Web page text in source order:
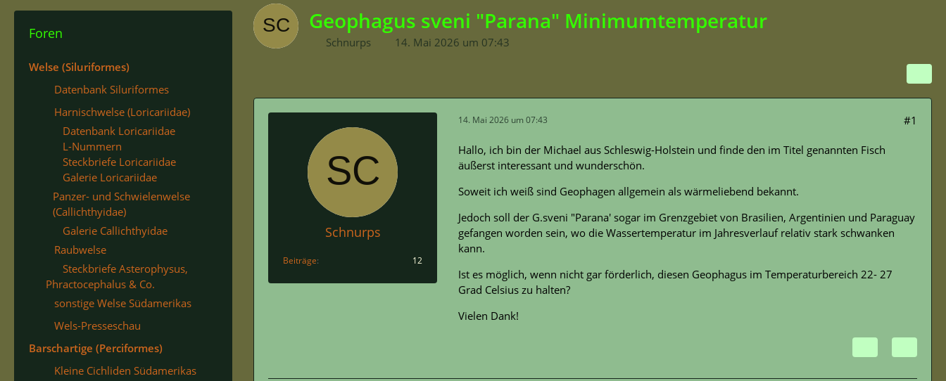
Foren
Welse (Siluriformes)
Datenbank Siluriformes
Harnischwelse (Loricariidae)
Datenbank Loricariidae
L-Nummern
Steckbriefe Loricariidae
Galerie Loricariidae
Panzer- und Schwielenwelse
(Callichthyidae)
Galerie Callichthyidae
Raubwelse
Steckbriefe Asterophysus,
Phractocephalus & Co.
sonstige Welse Südamerikas
Wels-Presseschau
Barschartige (Perciformes)
Kleine Cichliden Südamerikas
Geophagus sveni "Parana" Minimumtemperatur
Schnurps 14. Mai 2026 um 07:43
Schnurps
Beiträge 12
14. Mai 2026 um 07:43 #1
Hallo, ich bin der Michael aus Schleswig-Holstein und finde den im Titel genannten Fisch
äußerst interessant und wunderschön.
Soweit ich weiß sind Geophagen allgemein als wärmeliebend bekannt.
Jedoch soll der G.sveni "Parana' sogar im Grenzgebiet von Brasilien, Argentinien und Paraguay
gefangen worden sein, wo die Wassertemperatur im Jahresverlauf relativ stark schwanken
kann.
Ist es möglich, wenn nicht gar förderlich, diesen Geophagus im Temperaturbereich 22- 27
Grad Celsius zu halten?
Vielen Dank!